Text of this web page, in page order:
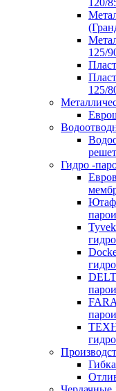
120/
125/
125/
Гидро -